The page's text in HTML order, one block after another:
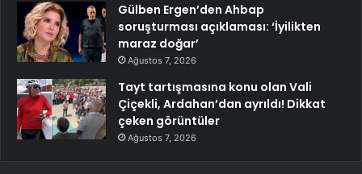
Gülben Ergen’den Ahbap
soruşturması açıklaması: ‘İyilikten
maraz doğar’
Ağustos 7, 2026
Tayt tartışmasına konu olan Vali
Çiçekli, Ardahan’dan ayrıldı! Dikkat
çeken görüntüler
Ağustos 7, 2026